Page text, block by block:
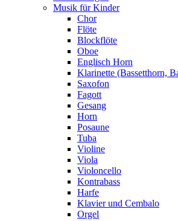
Musik für Kinder
Chor
Flöte
Blockflöte
Oboe
Englisch Horn
Klarinette (Bassetthorn,
Saxofon
Fagott
Gesang
Horn
Posaune
Tuba
Violine
Viola
Violoncello
Kontrabass
Harfe
Klavier und Cembalo
Orgel